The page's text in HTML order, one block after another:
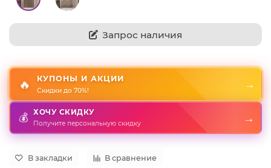
Запрос наличия
🔥 КУПОНЫ И АКЦИИ
Скидки до 70%!
→
💰 ХОЧУ СКИДКУ
Получите персональную скидку →
В закладки В сравнение